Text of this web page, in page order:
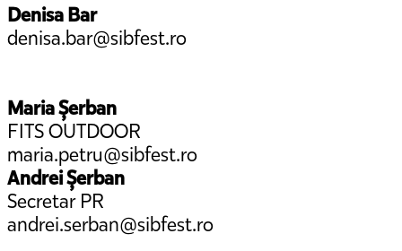
Denisa Bar
denisa.bar@sibfest.ro
Maria Șerban
FITS OUTDOOR
maria.petru@sibfest.ro
Andrei Șerban
Secretar PR
andrei.serban@sibfest.ro